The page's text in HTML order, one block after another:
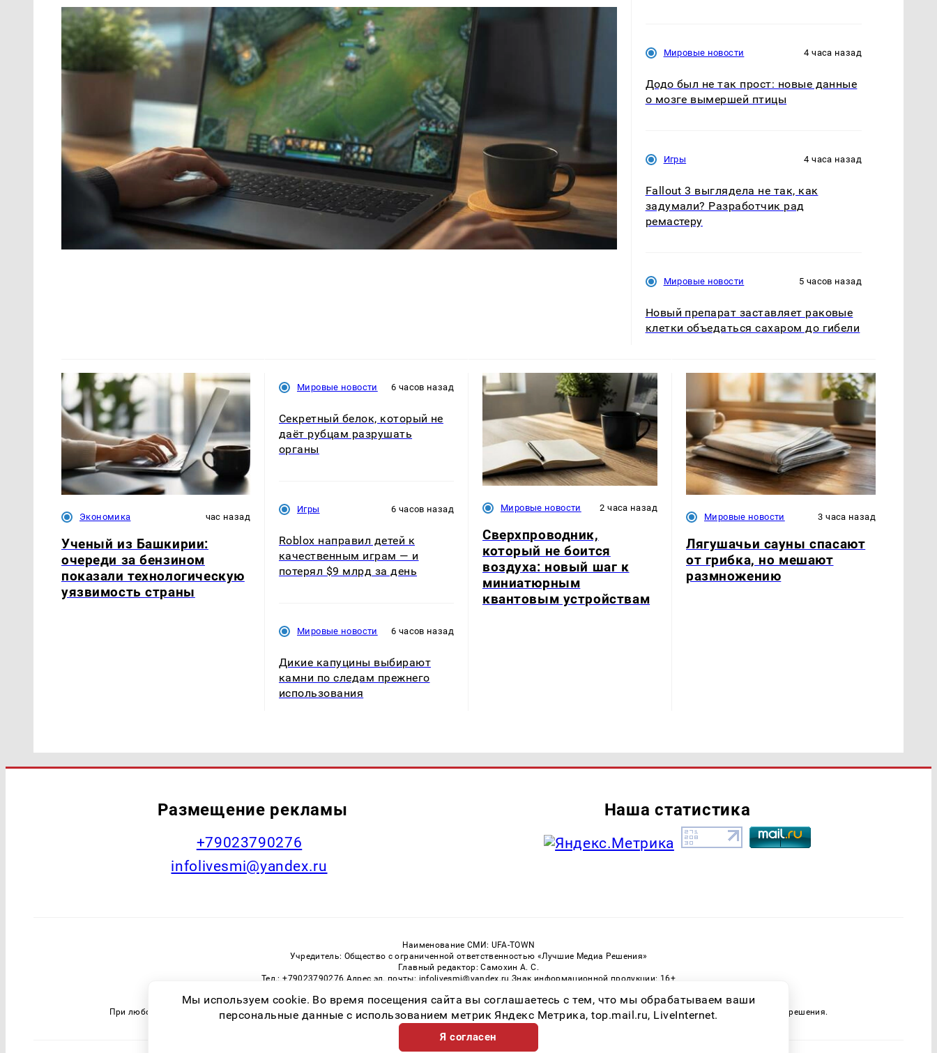
Мировые новости 4 часа назад
Додо был не так прост: новые данные
о мозге вымершей птицы
Игры 4 часа назад
Fallout 3 выглядела не так, как
задумали? Разработчик рад
ремастеру
Мировые новости 5 часов назад
Новый препарат заставляет раковые
клетки объедаться сахаром до гибели
Экономика час назад
Ученый из Башкирии:
очереди за бензином
показали технологическую
уязвимость страны
Мировые новости 6 часов назад
Секретный белок, который не
даёт рубцам разрушать
органы
Игры 6 часов назад
Roblox направил детей к
качественным играм — и
потерял $9 млрд за день
Мировые новости 6 часов назад
Дикие капуцины выбирают
камни по следам прежнего
использования
Мировые новости 2 часа назад
Сверхпроводник,
который не боится
воздуха: новый шаг к
миниатюрным
квантовым устройствам
Мировые новости 3 часа назад
Лягушачьи сауны спасают
от грибка, но мешают
размножению
Размещение рекламы
+79023790276
infolivesmi@yandex.ru
Наша статистика
Наименование СМИ: UFA-TOWN
Учредитель: Общество с ограниченной ответственностью «Лучшие Медиа Решения»
Главный редактор: Самохин А. С.
Тел.: +79023790276 Адрес эл. почты: infolivesmi@yandex.ru Знак информационной продукции: 16+
Регистрационный номер СМИ ЭЛ № ФС 77 — 81149 от 02.06.2021
При любом использовании материалов прямая ссылка на Ufa-Town.Ru обязательна. Цитирование в Интернете возможно только при наличии письменного разрешения.
Мы используем cookie. Во время посещения сайта вы соглашаетесь с тем, что мы обрабатываем ваши
персональные данные с использованием метрик Яндекс Метрика, top.mail.ru, LiveInternet.
Я согласен